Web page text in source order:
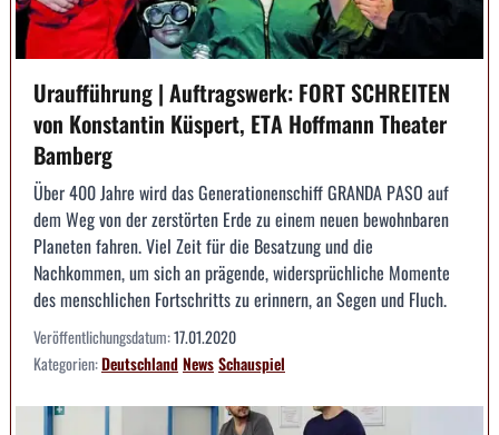
Uraufführung | Auftragswerk: FORT SCHREITEN
von Konstantin Küspert, ETA Hoffmann Theater
Bamberg
Über 400 Jahre wird das Generationenschiff GRANDA PASO auf
dem Weg von der zerstörten Erde zu einem neuen bewohnbaren
Planeten fahren. Viel Zeit für die Besatzung und die
Nachkommen, um sich an prägende, widersprüchliche Momente
des menschlichen Fortschritts zu erinnern, an Segen und Fluch.
Veröffentlichungsdatum:17.01.2020
Kategorien:DeutschlandNewsSchauspiel